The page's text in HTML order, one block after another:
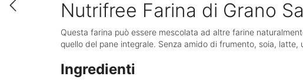
Nutrifree Farina di Grano
Questa farina può essere mescolata ad altre farine
quello del pane integrale. Senza amido di frumento, soia, latte,
Ingredienti